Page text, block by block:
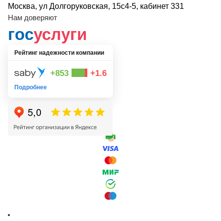
Москва, ул Долгоруковская, 15с4-5, кабинет 331
Нам доверяют
госуслуги
Рейтинг надежности компании
+853 +1.6
Подробнее